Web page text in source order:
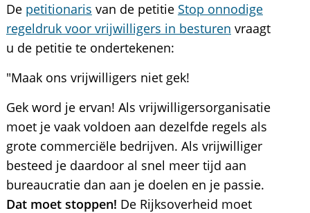
De petitionaris van de petitie Stop onnodige
regeldruk voor vrijwilligers in besturen vraagt
u de petitie te ondertekenen:
"Maak ons vrijwilligers niet gek!
Gek word je ervan! Als vrijwilligersorganisatie
moet je vaak voldoen aan dezelfde regels als
grote commerciële bedrijven. Als vrijwilliger
besteed je daardoor al snel meer tijd aan
bureaucratie dan aan je doelen en je passie.
Dat moet stoppen! De Rijksoverheid moet